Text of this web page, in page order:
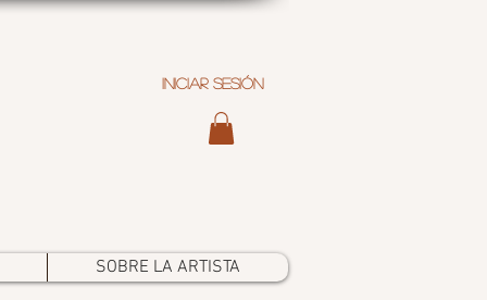
Iniciar sesión
SOBRE LA ARTISTA